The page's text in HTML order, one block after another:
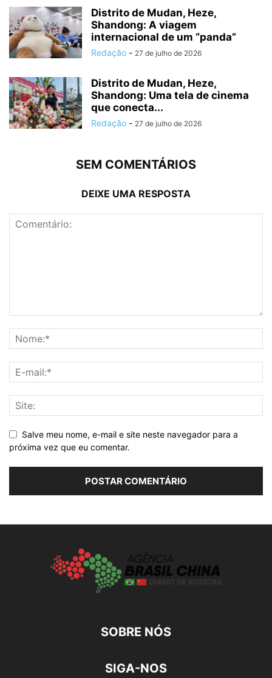
Distrito de Mudan, Heze,
Shandong: A viagem
internacional de um “panda”
Redação - 27 de julho de 2026
Distrito de Mudan, Heze,
Shandong: Uma tela de cinema
que conecta...
Redação - 27 de julho de 2026
SEM COMENTÁRIOS
DEIXE UMA RESPOSTA
Salve meu nome, e-mail e site neste navegador para a
próxima vez que eu comentar.
SOBRE NÓS
SIGA-NOS